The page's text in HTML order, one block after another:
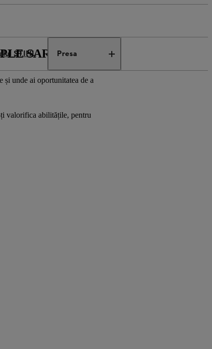
STIHL Presa
SARCINI
unde ai oportunitatea de a
valorifica abilitățile, pentru